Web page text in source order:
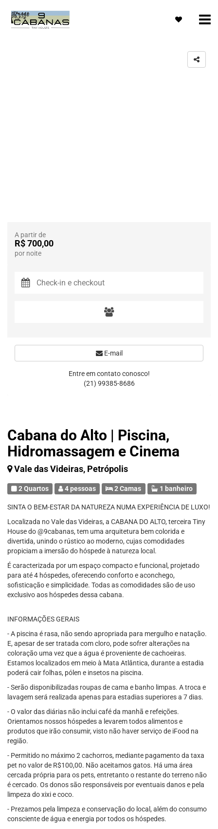
Cabana do Alto | Piscina,
Hidromassagem e Cinema
Vale das Videiras, Petrópolis
2 Quartos 4 pessoas 2 Camas 1 banheiro
SINTA O BEM-ESTAR DA NATUREZA NUMA EXPERIÊNCIA DE LUXO!
Localizada no Vale das Videiras, a CABANA DO ALTO, terceira Tiny
House do @9cabanas, tem uma arquitetura bem colorida e
divertida, unindo o rústico ao moderno, cujas comodidades
propiciam a imersão do hóspede à natureza local.
É caracterizada por um espaço compacto e funcional, projetado
para até 4 hóspedes, oferecendo conforto e aconchego,
sofisticação e simplicidade. Todas as comodidades são de uso
exclusivo aos hóspedes dessa cabana.
INFORMAÇÕES GERAIS
- A piscina é rasa, não sendo apropriada para mergulho e natação.
E, apesar de ser tratada com cloro, pode sofrer alterações na
coloração uma vez que a água é proveniente de cachoeiras.
Estamos localizados em meio à Mata Atlântica, durante a estadia
poderá cair folhas, pólen e insetos na piscina.
- Serão disponibilizadas roupas de cama e banho limpas. A troca e
lavagem será realizada apenas para estadias superiores a 7 dias.
- O valor das diárias não inclui café da manhã e refeições.
Orientamos nossos hóspedes a levarem todos alimentos e
produtos que irão consumir, visto não haver serviço de iFood na
região.
- Permitido no máximo 2 cachorros, mediante pagamento da taxa
pet no valor de R$100,00. Não aceitamos gatos. Há uma área
cercada própria para os pets, entretanto o restante do terreno não
é cercado. Os donos são responsáveis por eventuais danos e pela
limpeza do xixi e coco.
- Prezamos pela limpeza e conservação do local, além do consumo
consciente de água e energia por todos os hóspedes.
A partir de
R$ 700,00
por noite
E-mail
Entre em contato conosco!
(21) 99385-8686